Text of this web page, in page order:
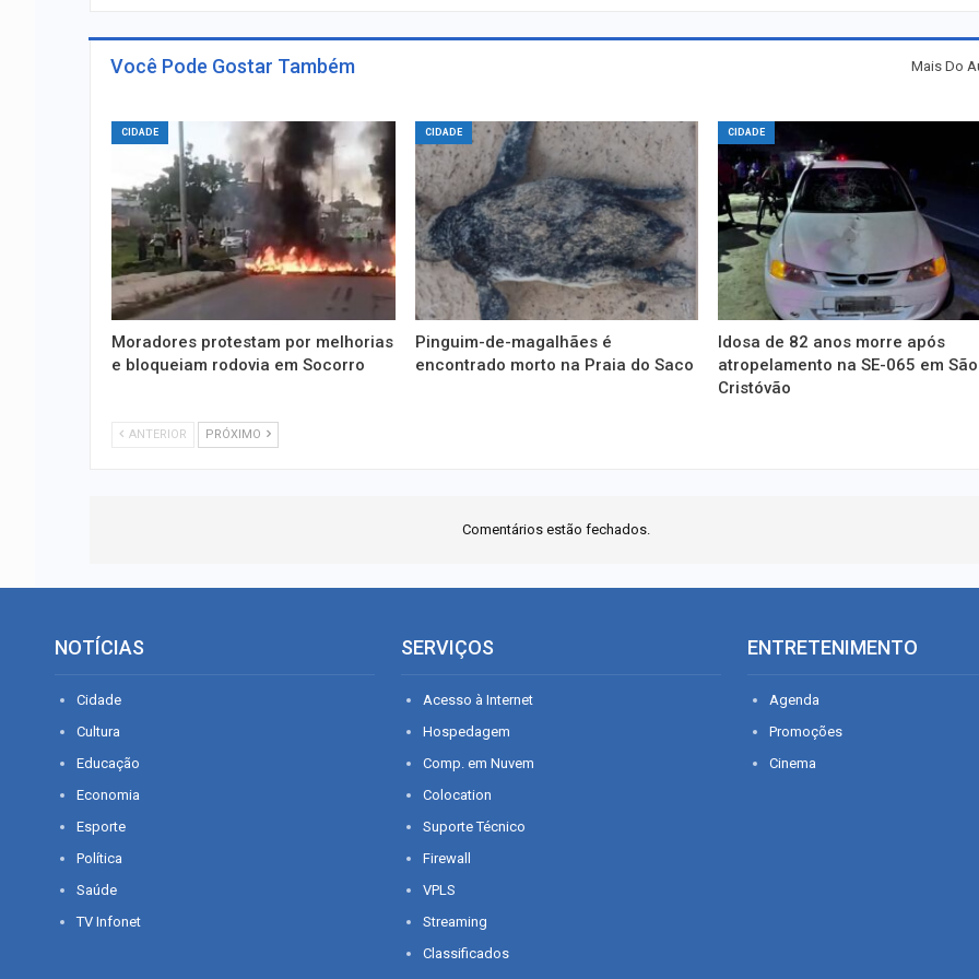
Você Pode Gostar Também Mais Do
CIDADE
Moradores protestam por melhorias
e bloqueiam rodovia em Socorro
CIDADE
Pinguim-de-magalhães é
encontrado morto na Praia do Saco
CIDADE
Idosa de 82 anos morre após
atropelamento na SE-065 em São
Cristóvão
ANTERIOR PRÓXIMO
Comentários estão fechados.
NOTÍCIAS
Cidade
Cultura
Educação
Economia
Esporte
Política
Saúde
TV Infonet
SERVIÇOS
Acesso à Internet
Hospedagem
Comp. em Nuvem
Colocation
Suporte Técnico
Firewall
VPLS
Streaming
Classificados
ENTRETENIMENTO
Agenda
Promoções
Cinema